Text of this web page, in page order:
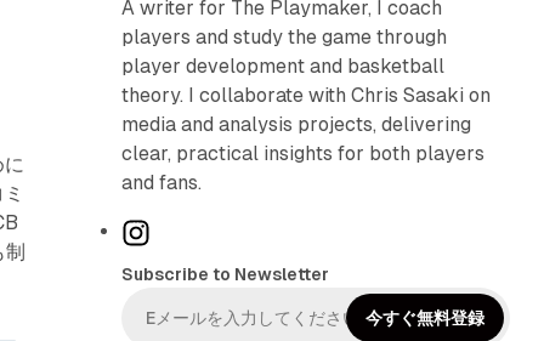
A writer for The Playmaker, I coach
players and study the game through
player development and basketball
theory. I collaborate with Chris Sasaki on
media and analysis projects, delivering
clear, practical insights for both players
and fans.
I
t
Subscribe to Newsletter
今すぐ無料登録